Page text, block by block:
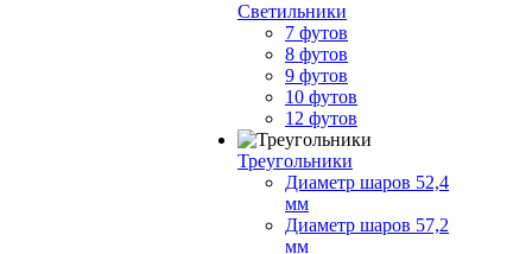
Светильники
7 футов
8 футов
9 футов
10 футов
12 футов
Треугольники
Диаметр шаров 52,4
мм
Диаметр шаров 57,2
мм